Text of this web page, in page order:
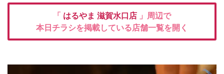
「 はるやま 滋賀水口店 」周辺で
本日チラシを掲載している店舗一覧を開く